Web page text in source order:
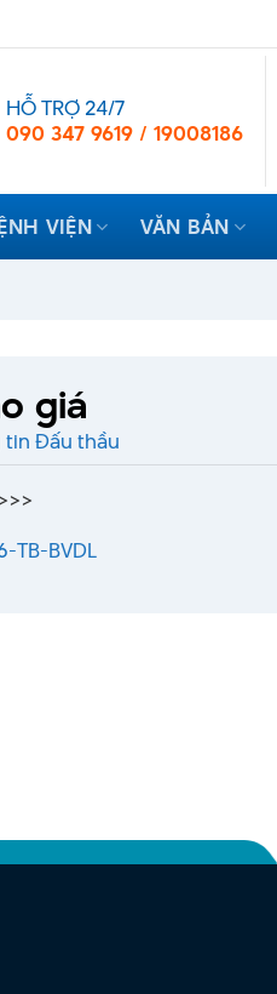
HỖ TRỢ 24/7
090 347 9619 / 19008186
VIỆN VĂN BẢN
giá
tin Đấu thầu
TB-BVDL